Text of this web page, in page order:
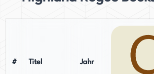
# Titel Jahr